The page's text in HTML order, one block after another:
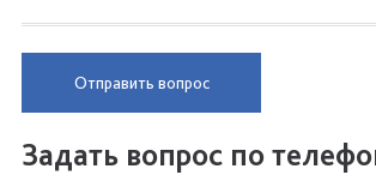
Отправить вопрос
Задать вопрос по